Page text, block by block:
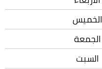
الخميس
الجمعة
السبت